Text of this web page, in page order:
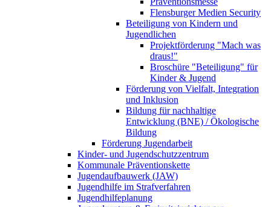
Flensburger Medien Security
Beteiligung von Kindern und
Jugendlichen
Projektförderung "Mach was
draus!"
Broschüre "Beteiligung" für
Kinder & Jugend
Förderung von Vielfalt, Integration
und Inklusion
Bildung für nachhaltige
Entwicklung (BNE) / Ökologische
Bildung
Förderung Jugendarbeit
Kinder- und Jugendschutzzentrum
Kommunale Präventionskette
Jugendaufbauwerk (JAW)
Jugendhilfe im Strafverfahren
Jugendhilfeplanung